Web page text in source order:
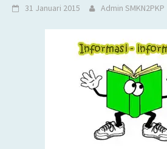
31 Januari 2015 Admin SMKN2PKP